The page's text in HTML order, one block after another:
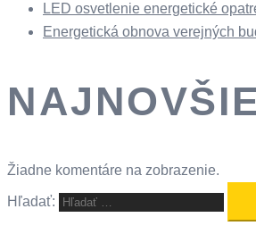
LED osvetlenie energetické
Energetická obnova verejných
Žiadne komentáre na zobrazenie.
Hľadať: